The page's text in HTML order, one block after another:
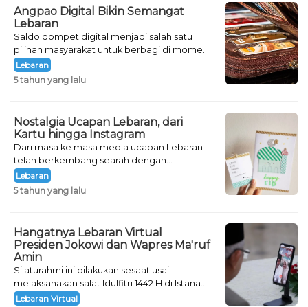
Angpao Digital Bikin Semangat
Lebaran
Saldo dompet digital menjadi salah satu
pilihan masyarakat untuk berbagi di momen
Lebaran.
Lebaran
5 tahun yang lalu
Nostalgia Ucapan Lebaran, dari
Kartu hingga Instagram
Dari masa ke masa media ucapan Lebaran
telah berkembang searah dengan
perkembangan tekhnologi pada masanya.
Lebaran
5 tahun yang lalu
Hangatnya Lebaran Virtual
Presiden Jokowi dan Wapres Ma'ruf
Amin
Silaturahmi ini dilakukan sesaat usai
melaksanakan salat Idulfitri 1442 H di Istana
Kepresidenan Bogor, Jawa Barat.
Lebaran Virtual